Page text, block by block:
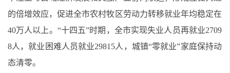
的倍增效应，促进全市农村牧区劳动力转移就业年均稳定在
40万人以上。“十四五”时期，全市实现失业人员再就业2709
8人，就业困难人员就业29815人，城镇“零就业”家庭保持动
态清零。